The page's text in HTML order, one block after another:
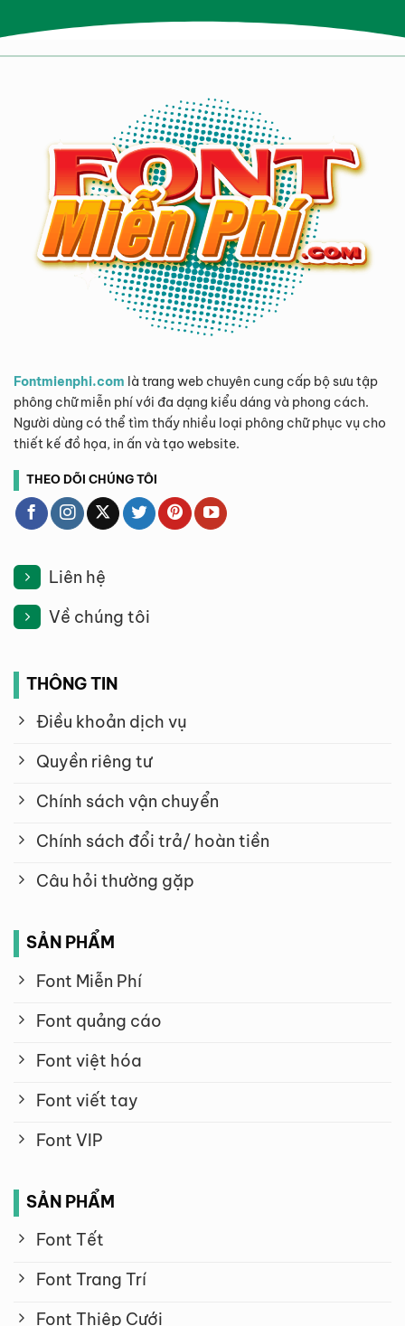
Fontmienphi.com là trang web chuyên cung cấp bộ sưu tập
phông chữ miễn phí với đa dạng kiểu dáng và phong cách.
Người dùng có thể tìm thấy nhiều loại phông chữ phục vụ cho
thiết kế đồ họa, in ấn và tạo website.
THEO DÕI CHÚNG TÔI
Liên hệ
Về chúng tôi
THÔNG TIN
Điều khoản dịch vụ
Quyền riêng tư
Chính sách vận chuyển
Chính sách đổi trả/ hoàn tiền
Câu hỏi thường gặp
SẢN PHẨM
Font Miễn Phí
Font quảng cáo
Font việt hóa
Font viết tay
Font VIP
SẢN PHẨM
Font Tết
Font Trang Trí
Font Thiệp Cưới